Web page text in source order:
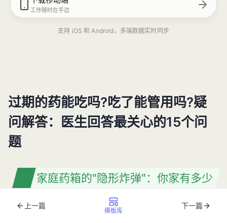
工作随时在手边
支持 iOS 和 Android，多端数据实时同步
过期的药能吃吗?吃了能管用吗?疑
问解答：医生回答最关心的15个问
题
家庭药箱的"隐形炸弹"：你家有多少
上一篇
模板库
下一篇